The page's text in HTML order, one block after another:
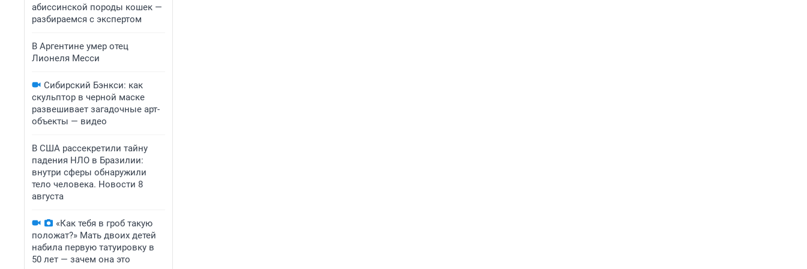
абиссинской породы кошек —
разбираемся с экспертом
В Аргентине умер отец
Лионеля Месси
Сибирский Бэнкси: как
скульптор в черной маске
развешивает загадочные арт-
объекты — видео
В США рассекретили тайну
падения НЛО в Бразилии:
внутри сферы обнаружили
тело человека. Новости 8
августа
«Как тебя в гроб такую
положат?» Мать двоих детей
набила первую татуировку в
50 лет — зачем она это